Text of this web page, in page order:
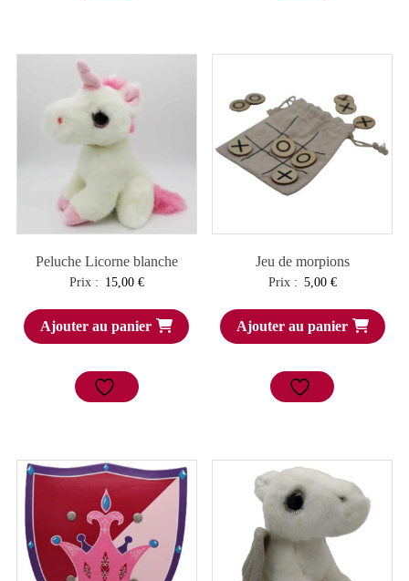
Peluche Licorne blanche
Prix : 15,00 €
Ajouter au panier
Jeu de morpions
Prix : 5,00 €
Ajouter au panier